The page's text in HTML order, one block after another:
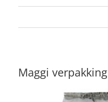
Maggi verpakking